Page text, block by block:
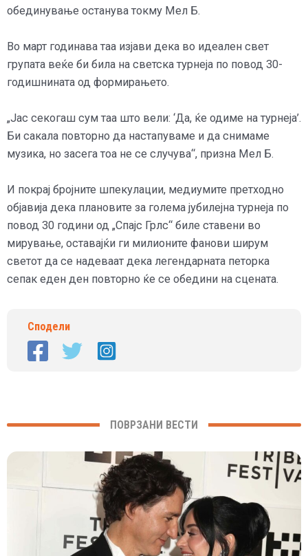
обединување останува токму Мел Б.
Во март годинава таа изјави дека во идеален свет
групата веќе би била на светска турнеја по повод 30-
годишнината од формирањето.
„Јас секогаш сум таа што вели: ‘Да, ќе одиме на турнеја’.
Би сакала повторно да настапуваме и да снимаме
музика, но засега тоа не се случува“, призна Мел Б.
И покрај бројните шпекулации, медиумите претходно
објавија дека плановите за голема јубилејна турнеја по
повод 30 години од „Спајс Грлс“ биле ставени во
мирување, оставајќи ги милионите фанови ширум
светот да се надеваат дека легендарната петорка
сепак еден ден повторно ќе се обедини на сцената.
Сподели
ПОВРЗАНИ ВЕСТИ